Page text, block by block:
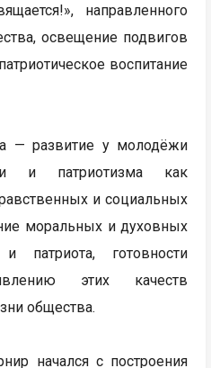
направленного
освещение подвигов
воспитание
— развитие у молодёжи
и патриотизма как
и социальных
моральных и духовных
патриота, готовности
этих качеств
общества.
начался с построения